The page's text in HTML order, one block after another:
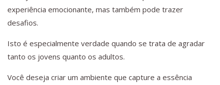
experiência emocionante, mas também pode trazer
desafios.
Isto é especialmente verdade quando se trata de agradar
tanto os jovens quanto os adultos.
Você deseja criar um ambiente que capture a essência